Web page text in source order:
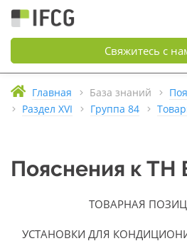
Свяжитесь с
Главная База знаний
Раздел XVI
Группа 84
Пояснения к
ТОВАРНАЯ
УСТАНОВКИ ДЛЯ